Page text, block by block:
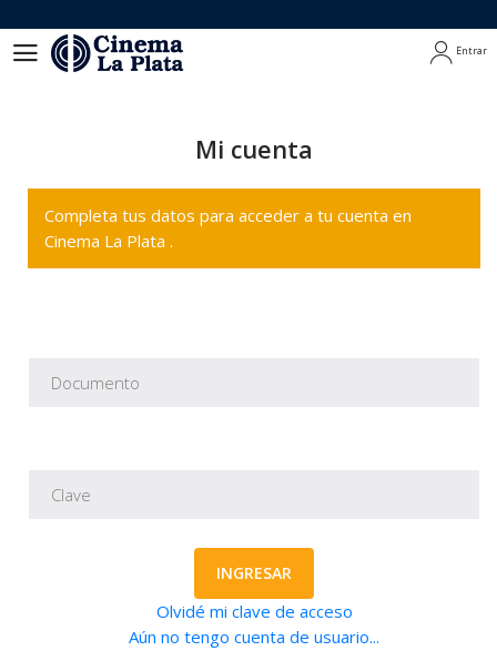
Entrar
Mi cuenta
Completa tus datos para acceder a tu cuenta en
Cinema La Plata .
INGRESAR
Olvidé mi clave de acceso
Aún no tengo cuenta de usuario...